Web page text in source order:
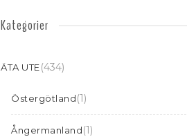
Kategorier
ÄTA UTE(434)
Östergötland(1)
Ångermanland(1)